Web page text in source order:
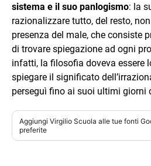
sistema e il suo panlogismo: la
razionalizzare tutto, del resto,
presenza del male, che consiste
di trovare spiegazione ad ogni
infatti, la filosofia doveva essere
spiegare il significato
perseguì fino ai suoi ultimi giorni
Aggiungi Virgilio Scuola alle tue fonti
preferite